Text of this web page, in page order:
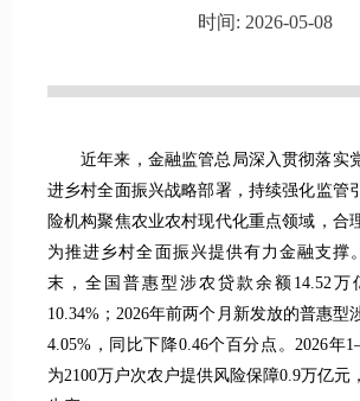
时间: 2026-05-08
近年来，金融监管总局深入贯彻落实
进乡村全面振兴战略部署，持续强化监管
险机构聚焦农业农村现代化重点领域，合
为推进乡村全面振兴提供有力金融支撑
末，全国普惠型涉农贷款余额14.52万
10.34%；2026年前两个月新发放的普惠型
4.05%，同比下降0.46个百分点。2026年
为2100万户次农户提供风险保障0.9万亿元